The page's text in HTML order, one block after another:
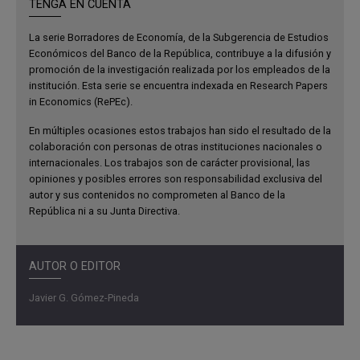
TENGA EN CUENTA
La serie Borradores de Economía, de la Subgerencia de Estudios
Económicos del Banco de la República, contribuye a la difusión y
promoción de la investigación realizada por los empleados de la
institución. Esta serie se encuentra indexada en Research Papers
in Economics (RePEc).
En múltiples ocasiones estos trabajos han sido el resultado de la
colaboración con personas de otras instituciones nacionales o
internacionales. Los trabajos son de carácter provisional, las
opiniones y posibles errores son responsabilidad exclusiva del
autor y sus contenidos no comprometen al Banco de la
República ni a su Junta Directiva.
AUTOR O EDITOR
Javier G. Gómez-Pineda
resultado de choques combinados de demanda y oferta,
probablemente incluyendo choques al crecimiento del
producto.
A la luz del desempeño de los pronósticos durante la
crisis financiera global de 2008, el recuento prospectivo
puede ser informativo acerca de la profundidad de la
recesión 6 meses después del brote, pero puede no ser
informativo acerca de la forma de la recesión, en particular
en el caso de las economías emergentes y en desarrollo,
aún 12 meses después del brote.
Los resultados acerca de la recesión del producto son
robustos a especificaciones de los parámetros y
supuestos. En contraste, los resultados sobre la
profundidad de la recesión en la brecha del producto
dependen del supuesto sobre el choque relativo de